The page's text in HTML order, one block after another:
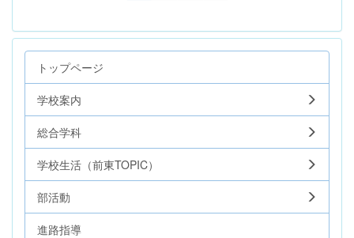
トップページ
学校案内
総合学科
学校生活（前東TOPIC）
部活動
進路指導